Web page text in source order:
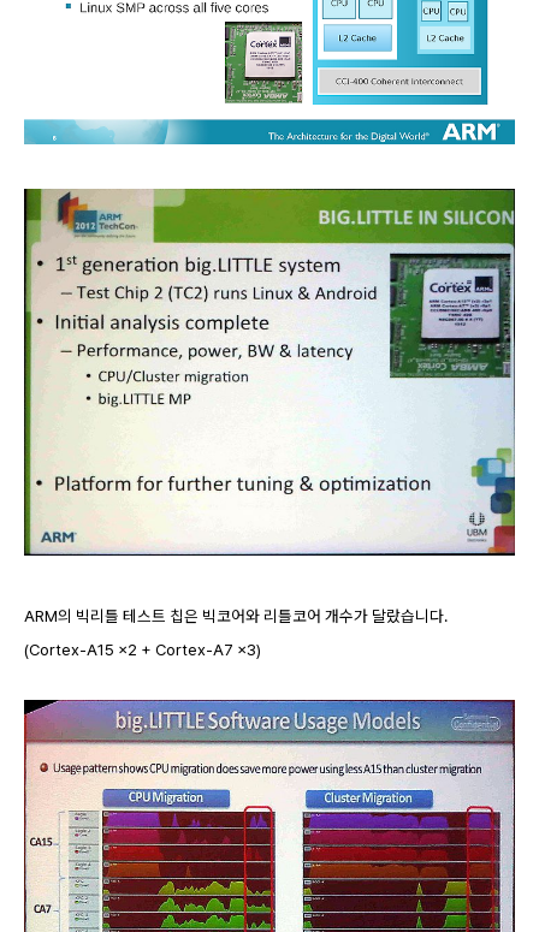
ARM의 빅리틀 테스트 칩은 빅코어와 리틀코어 개수가 달랐습니다.
(Cortex-A15 x2 + Cortex-A7 x3)